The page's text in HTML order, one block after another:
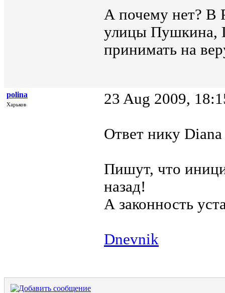
А почему нет? В
улицы Пушкина,
принимать на
polina
Харьков 23 Aug 2009,
Ответ нику
Пишут, что
назад!
А законность
Dnevnik